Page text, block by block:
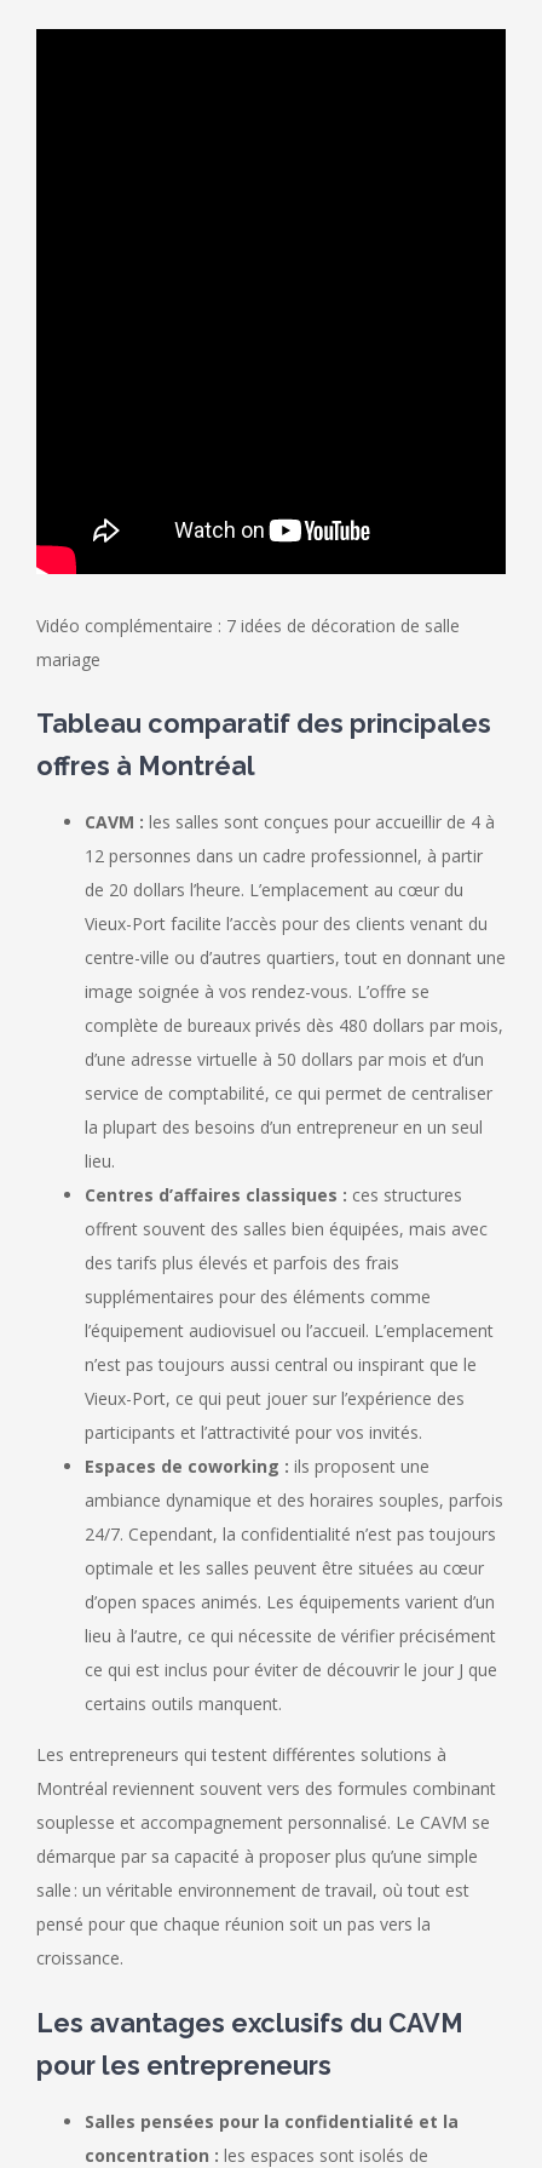
Vidéo complémentaire : 7 idées de décoration de salle
mariage
Tableau comparatif des principales
offres à Montréal
CAVM : les salles sont conçues pour accueillir de 4 à
12 personnes dans un cadre professionnel, à partir
de 20 dollars l’heure. L’emplacement au cœur du
Vieux-Port facilite l’accès pour des clients venant du
centre-ville ou d’autres quartiers, tout en donnant une
image soignée à vos rendez-vous. L’offre se
complète de bureaux privés dès 480 dollars par mois,
d’une adresse virtuelle à 50 dollars par mois et d’un
service de comptabilité, ce qui permet de centraliser
la plupart des besoins d’un entrepreneur en un seul
lieu.
Centres d’affaires classiques : ces structures
offrent souvent des salles bien équipées, mais avec
des tarifs plus élevés et parfois des frais
supplémentaires pour des éléments comme
l’équipement audiovisuel ou l’accueil. L’emplacement
n’est pas toujours aussi central ou inspirant que le
Vieux-Port, ce qui peut jouer sur l’expérience des
participants et l’attractivité pour vos invités.
Espaces de coworking : ils proposent une
ambiance dynamique et des horaires souples, parfois
24/7. Cependant, la confidentialité n’est pas toujours
optimale et les salles peuvent être situées au cœur
d’open spaces animés. Les équipements varient d’un
lieu à l’autre, ce qui nécessite de vérifier précisément
ce qui est inclus pour éviter de découvrir le jour J que
certains outils manquent.
Les entrepreneurs qui testent différentes solutions à
Montréal reviennent souvent vers des formules combinant
souplesse et accompagnement personnalisé. Le CAVM se
démarque par sa capacité à proposer plus qu’une simple
salle : un véritable environnement de travail, où tout est
pensé pour que chaque réunion soit un pas vers la
croissance.
Les avantages exclusifs du CAVM
pour les entrepreneurs
Salles pensées pour la confidentialité et la
concentration : les espaces sont isolés de